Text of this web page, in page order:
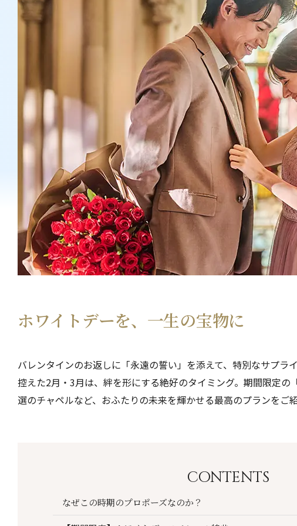
ホワイトデーを、一生の宝物に
バレンタインのお返しに「永遠の誓い」を添えて、特別なサプラ
控えた2月・3月は、絆を形にする絶好のタイミング。期間限定の
選のチャペルなど、おふたりの未来を輝かせる最高のプランをご紹
CONTENTS
なぜこの時期のプロポーズなのか？